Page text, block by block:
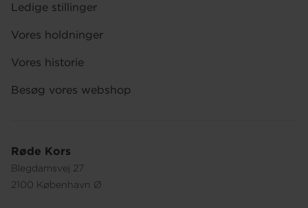
Røde Kors
Blegdamsvej 27
2100 København Ø
Ledige stillinger
Vores holdninger
Vores historie
Besøg vores webshop